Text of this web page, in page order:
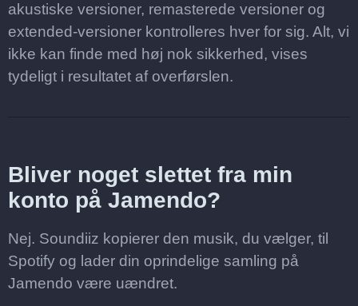
akustiske versioner, remasterede versioner og
extended-versioner kontrolleres hver for sig. Alt, vi
ikke kan finde med høj nok sikkerhed, vises
tydeligt i resultatet af overførslen.
Bliver noget slettet fra min
konto på Jamendo?
Nej. Soundiiz kopierer den musik, du vælger, til
Spotify og lader din oprindelige samling på
Jamendo være uændret.